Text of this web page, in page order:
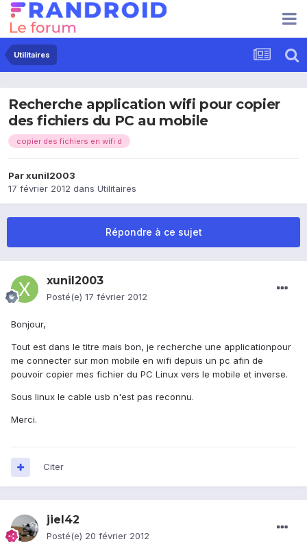
Utilitaires
Recherche application wifi pour copier
des fichiers du PC au mobile
copier des fichiers en wifi d
Parxunil2003
17 février 2012 dans Utilitaires
Répondre à ce sujet
xunil2003
Posté(e) 17 février 2012
Bonjour,
Tout est dans le titre mais bon, je recherche une applicationpour
me connecter sur mon mobile en wifi depuis un pc afin de
pouvoir copier mes fichier du PC Linux vers le mobile et inverse.
Sous linux le cable usb n'est pas reconnu.
Merci.
Citer
jiel42
Posté(e) 20 février 2012